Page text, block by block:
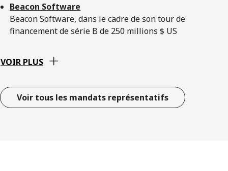
Beacon Software
Beacon Software, dans le cadre de son tour de
financement de série B de 250 millions $ US
VOIR PLUS
Voir tous les mandats représentatifs